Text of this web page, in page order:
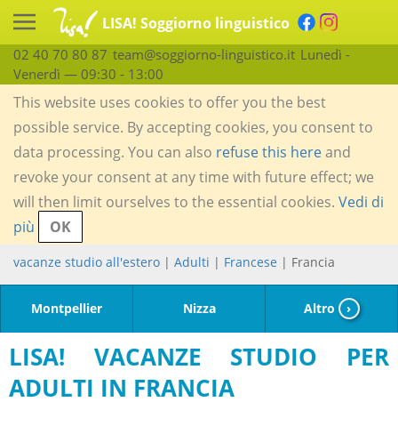
LISA! Soggiorno linguistico
02 40 70 80 87 team@soggiorno-linguistico.it Lunedì -
Venerdì — 09:30 - 13:00
This website uses cookies to offer you the best
possible service. By accepting cookies, you consent to
data processing. You can also refuse this hereand
revoke your consent at any time with future effect; we
will then limit ourselves to the essential cookies. Vedi di
più
OK
vacanze studio all'estero | Adulti | Francese | Francia
Montpellier Nizza Altro ›
LISA! VACANZE STUDIO PER
ADULTI IN FRANCIA